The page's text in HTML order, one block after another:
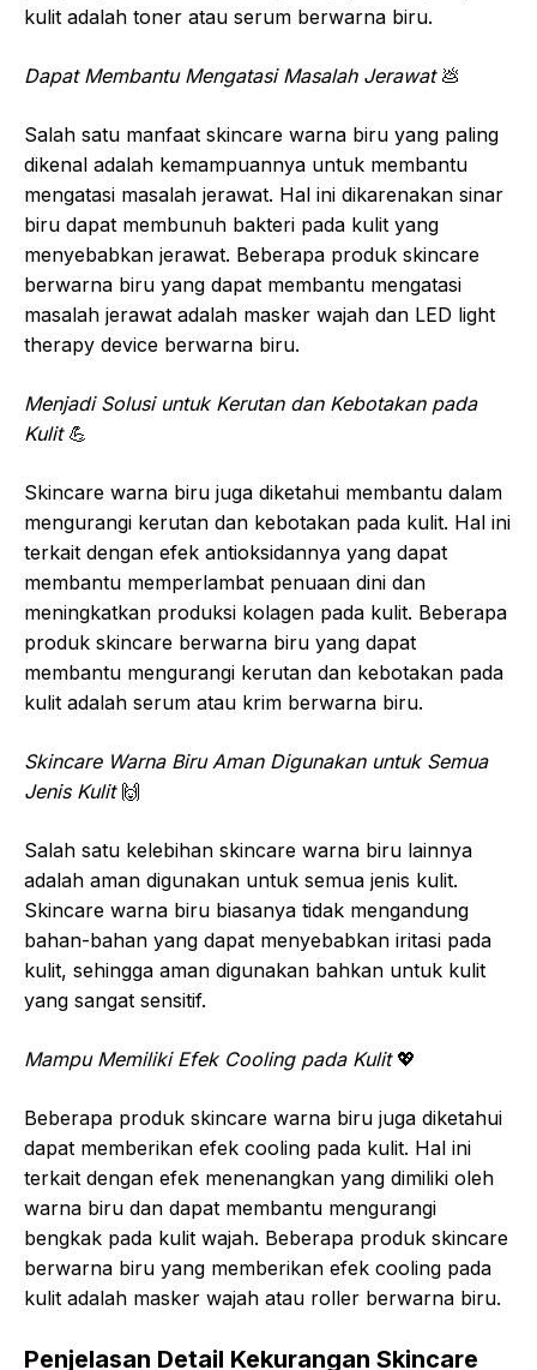
kulit adalah toner atau serum berwarna biru.
Dapat Membantu Mengatasi Masalah Jerawat💩
Salah satu manfaat skincare warna biru yang paling
dikenal adalah kemampuannya untuk membantu
mengatasi masalah jerawat. Hal ini dikarenakan sinar
biru dapat membunuh bakteri pada kulit yang
menyebabkan jerawat. Beberapa produk skincare
berwarna biru yang dapat membantu mengatasi
masalah jerawat adalah masker wajah dan LED light
therapy device berwarna biru.
Menjadi Solusi untuk Kerutan dan Kebotakan pada
Kulit💪
Skincare warna biru juga diketahui membantu dalam
mengurangi kerutan dan kebotakan pada kulit. Hal ini
terkait dengan efek antioksidannya yang dapat
membantu memperlambat penuaan dini dan
meningkatkan produksi kolagen pada kulit. Beberapa
produk skincare berwarna biru yang dapat
membantu mengurangi kerutan dan kebotakan pada
kulit adalah serum atau krim berwarna biru.
Skincare Warna Biru Aman Digunakan untuk Semua
Jenis Kulit🙌
Salah satu kelebihan skincare warna biru lainnya
adalah aman digunakan untuk semua jenis kulit.
Skincare warna biru biasanya tidak mengandung
bahan-bahan yang dapat menyebabkan iritasi pada
kulit, sehingga aman digunakan bahkan untuk kulit
yang sangat sensitif.
Mampu Memiliki Efek Cooling pada Kulit💖
Beberapa produk skincare warna biru juga diketahui
dapat memberikan efek cooling pada kulit. Hal ini
terkait dengan efek menenangkan yang dimiliki oleh
warna biru dan dapat membantu mengurangi
bengkak pada kulit wajah. Beberapa produk skincare
berwarna biru yang memberikan efek cooling pada
kulit adalah masker wajah atau roller berwarna biru.
Penjelasan Detail Kekurangan Skincare